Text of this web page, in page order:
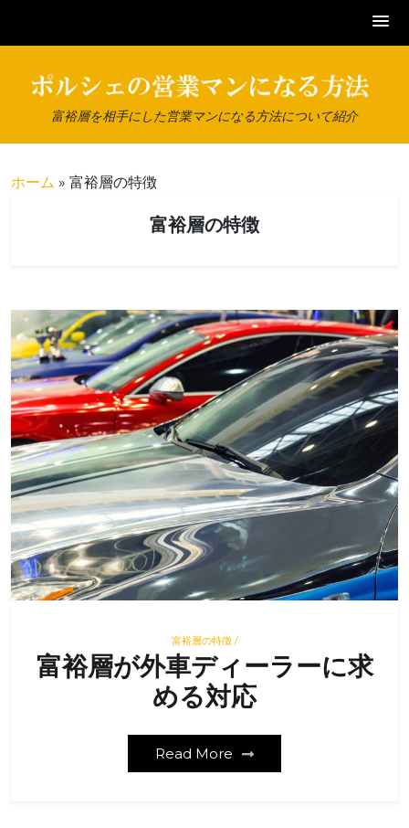
content
富裕層を相手にした営業マンになる方法について紹介
ホーム » 富裕層の特徴
富裕層の特徴
富裕層の特徴 /
富裕層が外車ディーラーに求
める対応
Read More